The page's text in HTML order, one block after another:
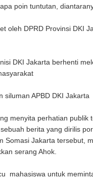
poin tuntutan,
oleh DPRD Provinsi DKI
DKI Jakarta berhenti
siluman APBD DKI Jakarta
menyita perhatian publik
berita yang dirilis
Somasi Jakarta tersebut,
serang Ahok.
mahasiswa untuk